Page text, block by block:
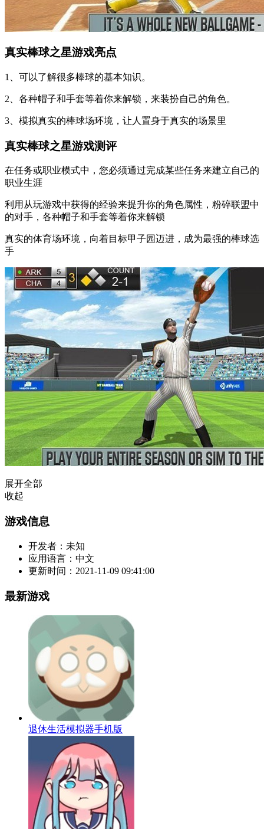
真实棒球之星游戏亮点
1、可以了解很多棒球的基本知识。
2、各种帽子和手套等着你来解锁，来装扮自己的角色。
3、模拟真实的棒球场环境，让人置身于真实的场景里
真实棒球之星游戏测评
在任务或职业模式中，您必须通过完成某些任务来建立自己的
职业生涯
利用从玩游戏中获得的经验来提升你的角色属性，粉碎联盟中
的对手，各种帽子和手套等着你来解锁
真实的体育场环境，向着目标甲子园迈进，成为最强的棒球选
手
展开全部
收起
游戏信息
开发者： 未知
应用语言： 中文
更新时间： 2021-11-09 09:41:00
最新游戏
退休生活模拟器手机版